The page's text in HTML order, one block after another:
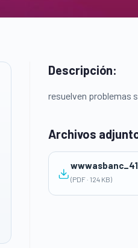
Descripción:
resuelven problemas
Archivos
(PDF · 124 KB)